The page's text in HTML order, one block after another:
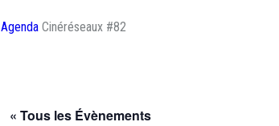
Agenda Cinéréseaux #82
« Tous les Évènements